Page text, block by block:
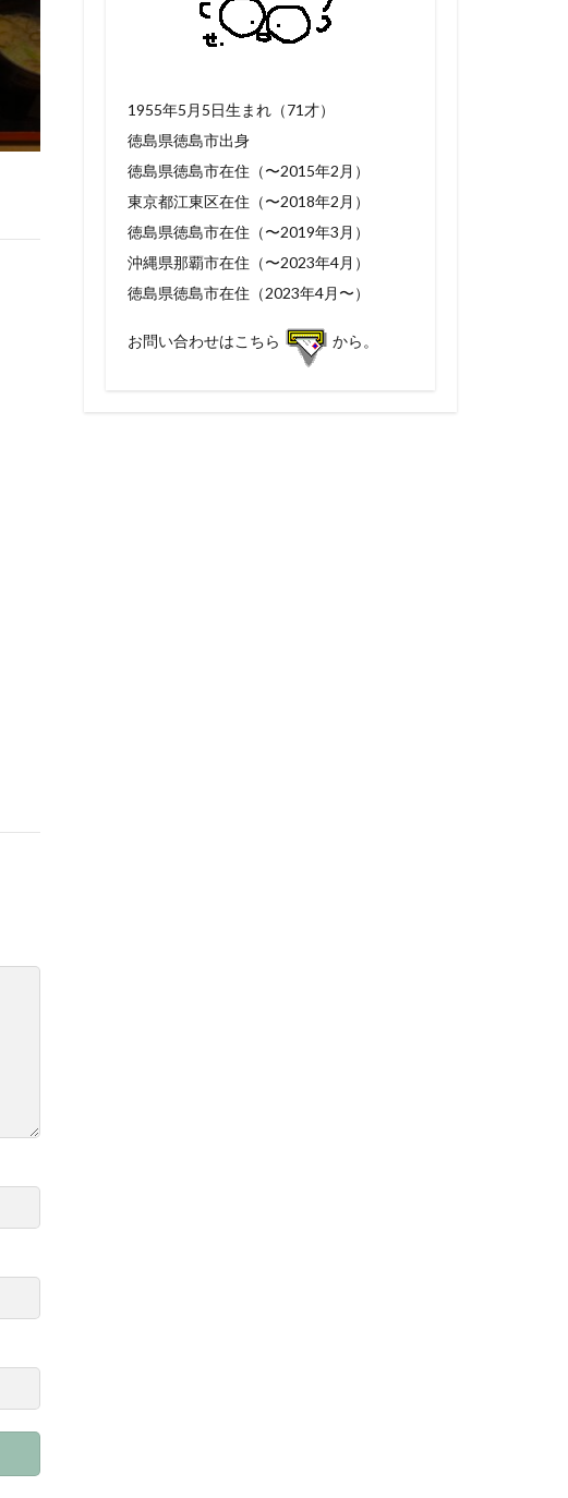
1955年5月5日生まれ（71才）
徳島県徳島市出身
徳島県徳島市在住（〜2015年2月）
東京都江東区在住（〜2018年2月）
徳島県徳島市在住（〜2019年3月）
沖縄県那覇市在住（〜2023年4月）
徳島県徳島市在住（2023年4月〜）
お問い合わせはこちら から。